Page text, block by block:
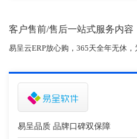
客户售前/售后一站式服务内容
易呈云ERP放心购，365天全年无休
易呈品质 品牌口碑双保障